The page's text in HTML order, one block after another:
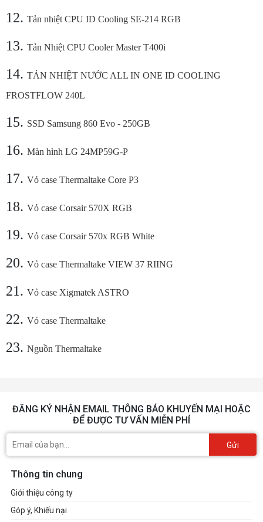
12. Tản nhiệt CPU ID Cooling SE-214 RGB
13. Tản Nhiệt CPU Cooler Master T400i
14. TẢN NHIỆT NƯỚC ALL IN ONE ID COOLING
FROSTFLOW 240L
15. SSD Samsung 860 Evo - 250GB
16. Màn hình LG 24MP59G-P
17. Vỏ case Thermaltake Core P3
18. Vỏ case Corsair 570X RGB
19. Vỏ case Corsair 570x RGB White
20. Vỏ case Thermaltake VIEW 37 RIING
21. Vỏ case Xigmatek ASTRO
22. Vỏ case Thermaltake
23. Nguồn Thermaltake
ĐĂNG KÝ NHẬN EMAIL THÔNG BÁO KHUYẾN MẠI HOẶC
ĐỂ ĐƯỢC TƯ VẤN MIỄN PHÍ
Gửi
Thông tin chung
Giới thiệu công ty
Góp ý, Khiếu nại